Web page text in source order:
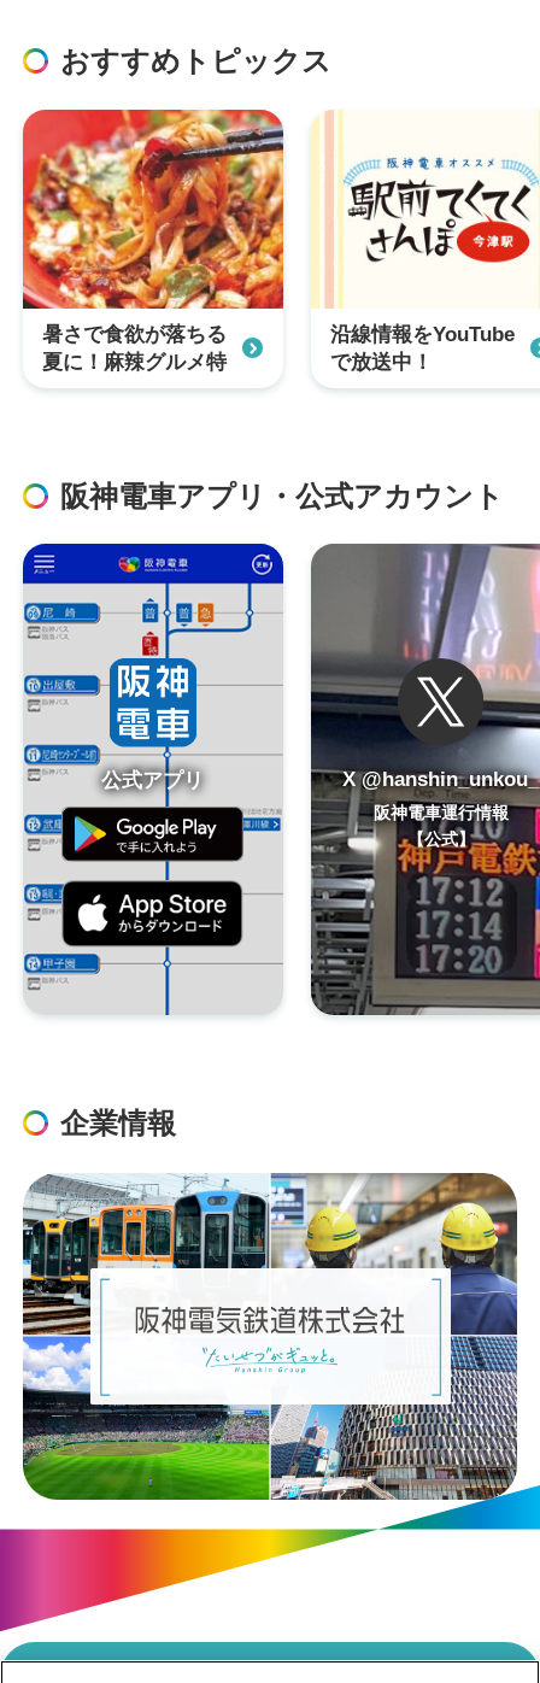
おすすめトピックス
暑さで食欲が落ちる
夏に！麻辣グルメ特
集
沿線情報をYouTube
で放送中！
阪神電車アプリ・公式アカウント
公式アプリ X @hanshin_unkou_
阪神電車運行情報
【公式】
企業情報